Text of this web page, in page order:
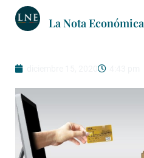
La Nota Económica